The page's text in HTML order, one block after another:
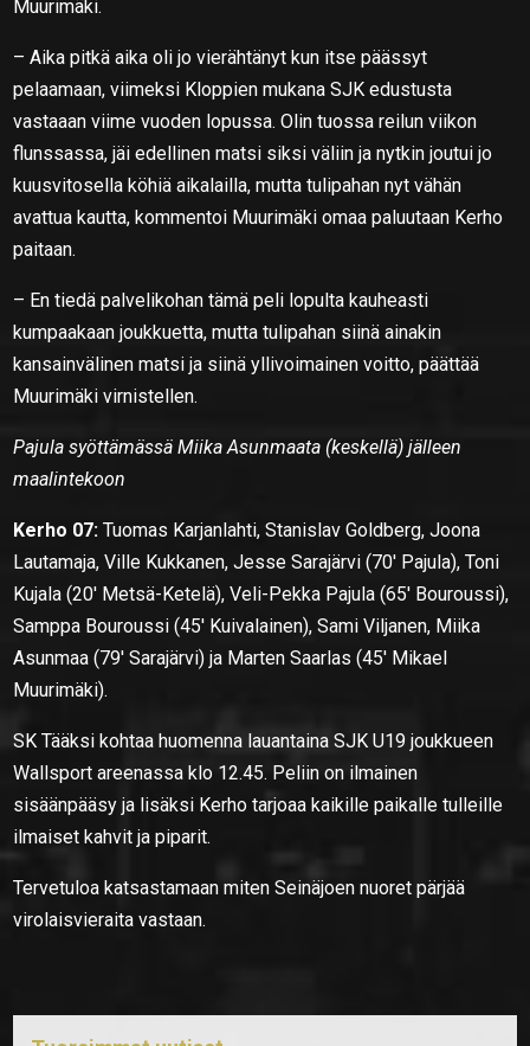
Muurimäki.
– Aika pitkä aika oli jo vierähtänyt kun itse päässyt
pelaamaan, viimeksi Kloppien mukana SJK edustusta
vastaaan viime vuoden lopussa. Olin tuossa reilun viikon
flunssassa, jäi edellinen matsi siksi väliin ja nytkin joutui jo
kuusvitosella köhiä aikalailla, mutta tulipahan nyt vähän
avattua kautta, kommentoi Muurimäki omaa paluutaan Kerho
paitaan.
– En tiedä palvelikohan tämä peli lopulta kauheasti
kumpaakaan joukkuetta, mutta tulipahan siinä ainakin
kansainvälinen matsi ja siinä yllivoimainen voitto, päättää
Muurimäki virnistellen.
Pajula syöttämässä Miika Asunmaata (keskellä) jälleen
maalintekoon
Kerho 07: Tuomas Karjanlahti, Stanislav Goldberg, Joona
Lautamaja, Ville Kukkanen, Jesse Sarajärvi (70′ Pajula), Toni
Kujala (20′ Metsä-Ketelä), Veli-Pekka Pajula (65′ Bouroussi),
Samppa Bouroussi (45′ Kuivalainen), Sami Viljanen, Miika
Asunmaa (79′ Sarajärvi) ja Marten Saarlas (45′ Mikael
Muurimäki).
SK Tääksi kohtaa huomenna lauantaina SJK U19 joukkueen
Wallsport areenassa klo 12.45. Peliin on ilmainen
sisäänpääsy ja lisäksi Kerho tarjoaa kaikille paikalle tulleille
ilmaiset kahvit ja piparit.
Tervetuloa katsastamaan miten Seinäjoen nuoret pärjää
virolaisvieraita vastaan.